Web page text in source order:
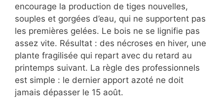
encourage la production de tiges nouvelles,
souples et gorgées d’eau, qui ne supportent pas
les premières gelées. Le bois ne se lignifie pas
assez vite. Résultat : des nécroses en hiver, une
plante fragilisée qui repart avec du retard au
printemps suivant. La règle des professionnels
est simple : le dernier apport azoté ne doit
jamais dépasser le 15 août.